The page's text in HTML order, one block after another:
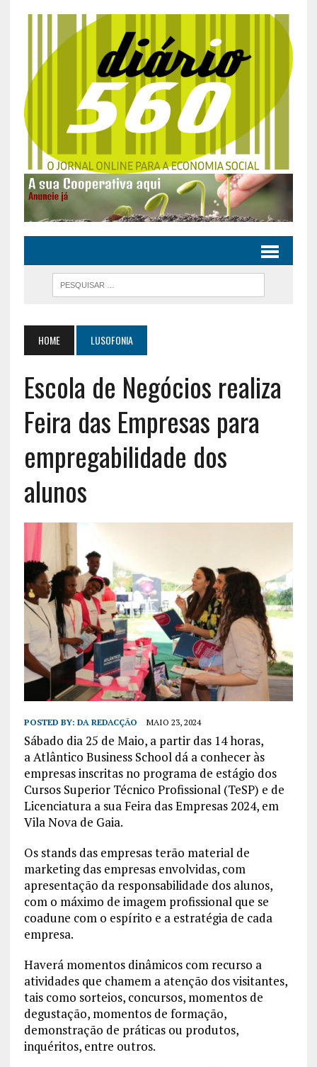
HOME LUSOFONIA
Escola de Negócios realiza
Feira das Empresas para
empregabilidade dos
alunos
POSTED BY: DA REDACÇÃO MAIO 23, 2024
Sábado dia 25 de Maio, a partir das 14 horas,
a Atlântico Business School dá a conhecer às
empresas inscritas no programa de estágio dos
Cursos Superior Técnico Profissional (TeSP) e de
Licenciatura a sua Feira das Empresas 2024, em
Vila Nova de Gaia.
Os stands das empresas terão material de
marketing das empresas envolvidas, com
apresentação da responsabilidade dos alunos,
com o máximo de imagem profissional que se
coadune com o espírito e a estratégia de cada
empresa.
Haverá momentos dinâmicos com recurso a
atividades que chamem a atenção dos visitantes,
tais como sorteios, concursos, momentos de
degustação, momentos de formação,
demonstração de práticas ou produtos,
inquéritos, entre outros.